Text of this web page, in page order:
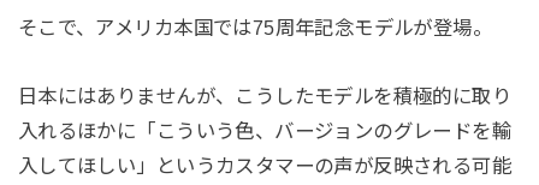
そこで、アメリカ本国では75周年記念モデルが登場。
日本にはありませんが、こうしたモデルを積極的に取り
入れるほかに「こういう色、バージョンのグレードを輸
入してほしい」というカスタマーの声が反映される可能